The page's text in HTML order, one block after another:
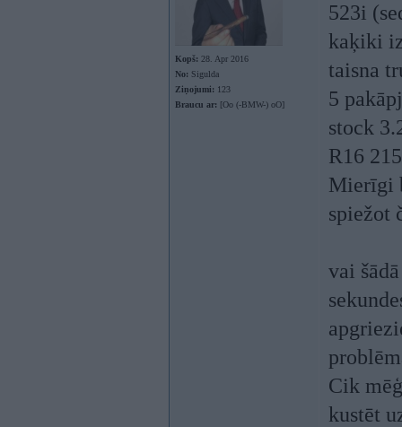
Kopš: 28. Apr 2016
No: Sigulda
Ziņojumi: 123
Braucu ar: [Oo (-BMW-) oO]
523i
kaķiki
taisna
5
stock
R16
Mierīgi
spiežot
vai
Cik
kustēt